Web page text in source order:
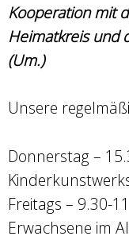
Kooperation mit
Heimatkreis und
(Um.)
Unsere
Donnerstag –
Freitags – 9.30-
Erwachsene im